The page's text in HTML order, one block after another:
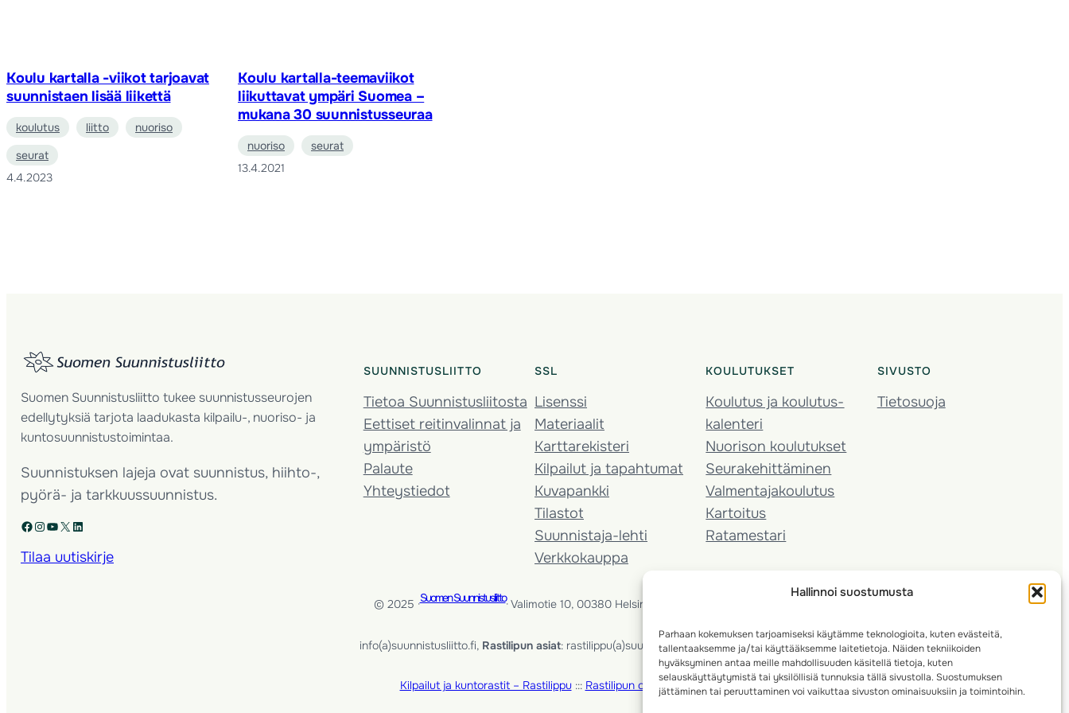
Hallinnoi suostumusta
Parhaan kokemuksen tarjoamiseksi käytämme teknologioita, kuten evästeitä,
tallentaaksemme ja/tai käyttääksemme laitetietoja. Näiden tekniikoiden
hyväksyminen antaa meille mahdollisuuden käsitellä tietoja, kuten
selauskäyttäytymistä tai yksilöllisiä tunnuksia tällä sivustolla. Suostumuksen
jättäminen tai peruuttaminen voi vaikuttaa sivuston ominaisuuksiin ja toimintoihin.
Koulu kartalla -viikot tarjoavat
suunnistaen lisää liikettä
koulutus liitto
nuoriso
seurat
4.4.2023
Koulu kartalla-teemaviikot
liikuttavat ympäri Suomea –
mukana 30 suunnistusseuraa
nuoriso
seurat
13.4.2021
Suomen Suunnistusliitto tukee suunnistusseurojen
edellytyksiä tarjota laadukasta kilpailu-, nuoriso- ja
kuntosuunnistustoimintaa.
Suunnistuksen lajeja ovat suunnistus, hiihto-,
pyörä- ja tarkkuussuunnistus.
Facebook Instagram YouTube X LinkedIn
Tilaa uutiskirje
SUUNNISTUSLIITTO
Tietoa Suunnistusliitosta
Eettiset reitinvalinnat ja
ympäristö
Palaute
Yhteystiedot
SSL
Lisenssi
Materiaalit
Karttarekisteri
Kilpailut ja tapahtumat
Kuvapankki
Tilastot
Suunnistaja-lehti
Verkkokauppa
KOULUTUKSET
Koulutus ja koulutus­
kalenteri
Nuorison koulutukset
Seura­kehittäminen
Valmentaja­koulutus
Kartoitus
Ratamestari
SIVUSTO
Tietosuoja
© 2025 ·Suomen Suunnistusliitto· Valimotie 10, 00380 Helsinki, Finland
info(a)suunnistusliitto.fi, Rastilipun asiat: rastilippu(a)suunnistusliitto.fi
Kilpailut ja kuntorastit – Rastilippu::: Rastilipun ohjeet